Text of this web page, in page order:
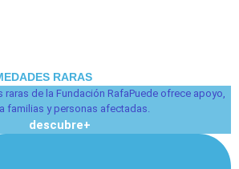
RARAS
raras de la Fundación RafaPuede ofrece apoyo,
familias y personas afectadas.
descubre+